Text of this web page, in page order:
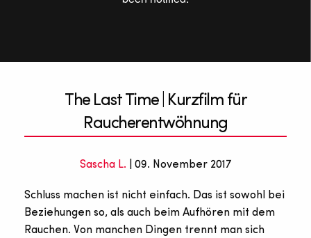
The Last Time | Kurzfilm für
Raucherentwöhnung
Sascha L. | 09. November 2017
Schluss machen ist nicht einfach. Das ist sowohl bei
Beziehungen so, als auch beim Aufhören mit dem
Rauchen. Von manchen Dingen trennt man sich